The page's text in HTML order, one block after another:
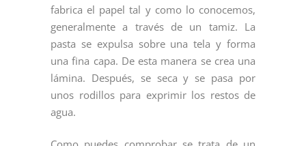
fabrica el papel tal y como lo conocemos,
generalmente a través de un tamiz. La
pasta se expulsa sobre una tela y forma
una fina capa. De esta manera se crea una
lámina. Después, se seca y se pasa por
unos rodillos para exprimir los restos de
agua.